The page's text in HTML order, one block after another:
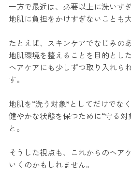
一方で最近は、必要以上に洗いす
地肌に負担をかけすぎないことも
たとえば、スキンケアでなじみの
地肌環境を整えることを目的とし
ヘアケアにも少しずつ取り入れら
す。
地肌を“洗う対象”としてだけでなく
健やかな状態を保つために“守る対
と。
そうした視点も、これからのヘア
いくのかもしれません。